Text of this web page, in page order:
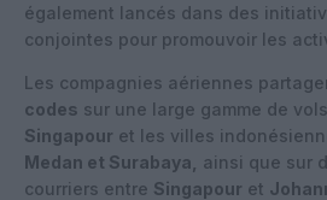
également lancés dans des
conjointes pour promouvoir les
Les compagnies aériennes
codes sur une large gamme de
Singapour et les villes
Medan et Surabaya,
ainsi que sur
courriers entre Singapour et